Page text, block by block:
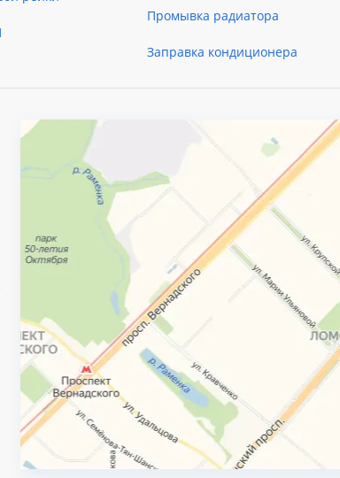
Промывка радиатора
Заправка кондиционера